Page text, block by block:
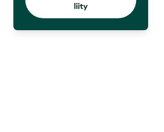
liity